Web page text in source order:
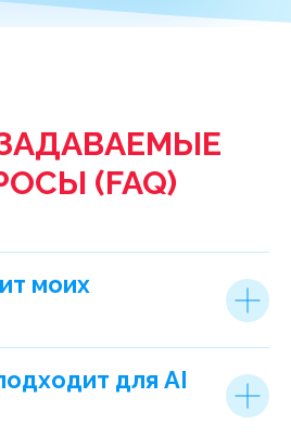
(FAQ)
моих
для AI